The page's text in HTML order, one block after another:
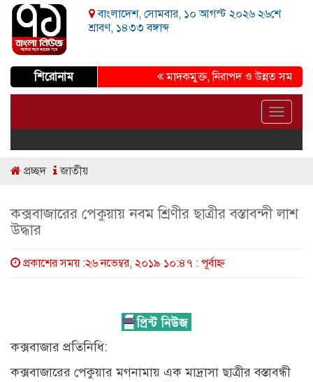
বাংলাদেশ, সোমবার, ১০ আগস্ট ২০২৬ ২৬শে
শ্রাবণ, ১৪৩৩ বঙ্গাব্দ
শিরোনাম মাদকমুক্ত, নিরাপদ ও উন্নত সমাজ গড়ার
Toggle
প্রচ্ছদ জাতীয়
কক্সবাজারের পেকুয়ায় নবম শ্রিণীর ছাত্রীর বস্তাবন্দী লাশ
উদ্ধার
প্রকাশের সময় :২৬ নভেম্বর, ২০১৯ ১০:৪৭ : পূর্বাহ্ণ
কক্সবাজার প্রতিনিধি:
কক্সবাজারের পেকুয়ার মগনামায় এক মাদ্রাসা ছাত্রীর বস্তাবন্ধী